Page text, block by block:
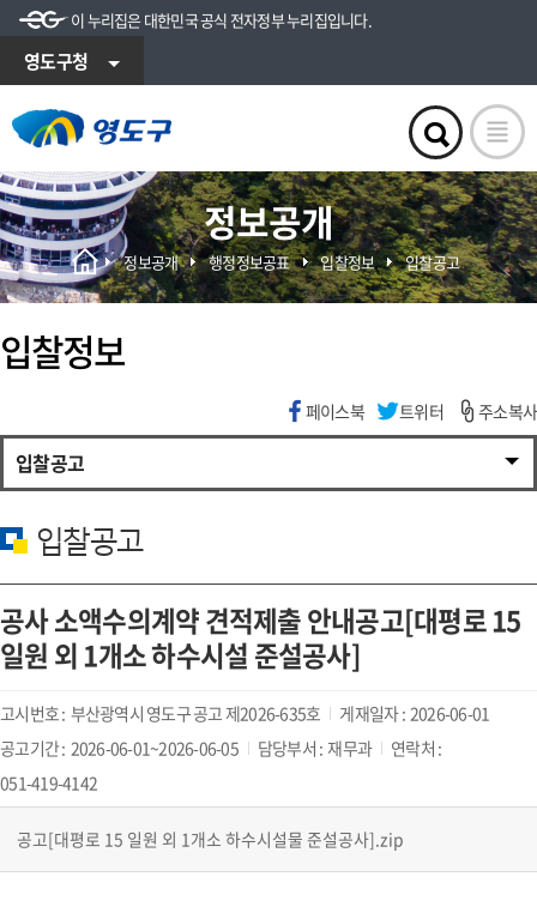
이 누리집은 대한민국 공식 전자정부 누리집입니다.
영도구청
정보공개
정보공개 행정정보공표 입찰정보 입찰공고
입찰정보
페이스북 트위터 주소복사
입찰공고
입찰공고
공사 소액수의계약 견적제출 안내공고[대평로 15
일원 외 1개소 하수시설 준설공사]
고시번호 : 부산광역시 영도구 공고 제2026-635호 게재일자 : 2026-06-01
공고기간 : 2026-06-01~2026-06-05 담당부서 : 재무과
연락처 :
051-419-4142
공고[대평로 15 일원 외 1개소 하수시설물 준설공사].zip